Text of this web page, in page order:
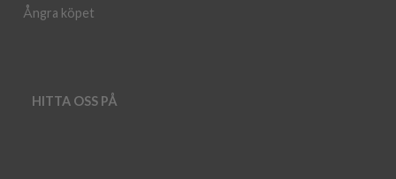
Ångra köpet
HITTA OSS PÅ